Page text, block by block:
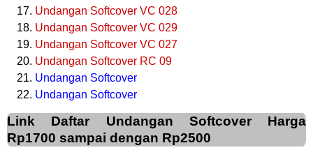
Undangan Softcover VC 028
Undangan Softcover VC 029
Undangan Softcover VC 027
Undangan Softcover RC 09
Undangan Softcover
Undangan Softcover
Link Daftar Undangan Softcover Harga
Rp1700 sampai dengan Rp2500